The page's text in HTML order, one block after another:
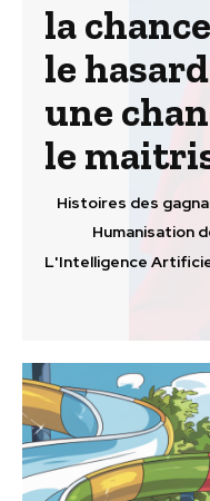
la
le
une
le
Histoires des
Humanisation
L'Intelligence